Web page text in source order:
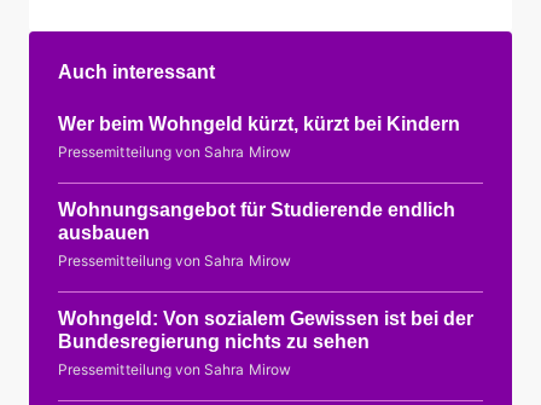
Auch interessant
Wer beim Wohngeld kürzt, kürzt bei Kindern
Pressemitteilung von Sahra Mirow
Wohnungsangebot für Studierende endlich
ausbauen
Pressemitteilung von Sahra Mirow
Wohngeld: Von sozialem Gewissen ist bei der
Bundesregierung nichts zu sehen
Pressemitteilung von Sahra Mirow